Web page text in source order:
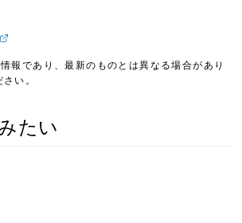
報であり、最新のものとは異なる場合があり
い。
たい